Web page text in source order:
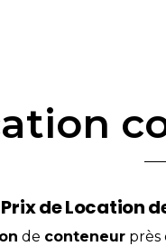
de Location
de conteneur près